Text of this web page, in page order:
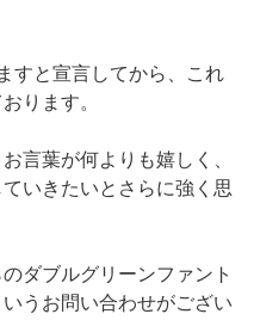
すと宣言してから、これ
ります。
言葉が何よりも嬉しく、
いきたいとさらに強く思
ダブルグリーンファント
うお問い合わせがござい